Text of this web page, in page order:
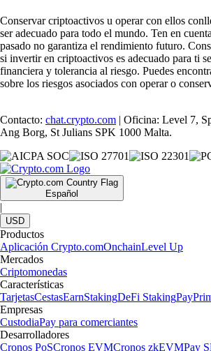
Conservar criptoactivos u operar con ellos
ser adecuado para todo el mundo. Ten en
pasado no garantiza el rendimiento futuro.
si invertir en criptoactivos es adecuado para ti
financiera y tolerancia al riesgo. Puedes
sobre los riesgos asociados con operar o
Contacto: chat.crypto.com | Oficina: Level 7,
Ang Borg, St Julians SPK 1000 Malta.
Español
|
USD
Productos
Aplicación Crypto.comOnchainLevel Up
Mercados
Criptomonedas
Características
TarjetasCestasEarnStakingDeFi StakingPay
Empresas
CustodiaPay para comerciantes
Desarrolladores
Cronos PoSCronos EVMCronos zkEVMPay